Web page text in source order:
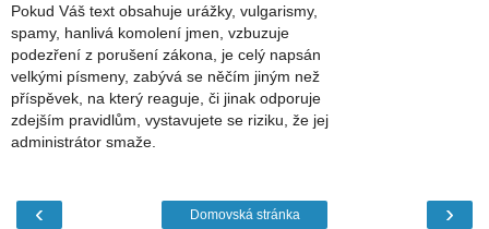
Pokud Váš text obsahuje urážky, vulgarismy,
spamy, hanlivá komolení jmen, vzbuzuje
podezření z porušení zákona, je celý napsán
velkými písmeny, zabývá se něčím jiným než
příspěvek, na který reaguje, či jinak odporuje
zdejším pravidlům, vystavujete se riziku, že jej
administrátor smaže.
‹ ›
Domovská stránka